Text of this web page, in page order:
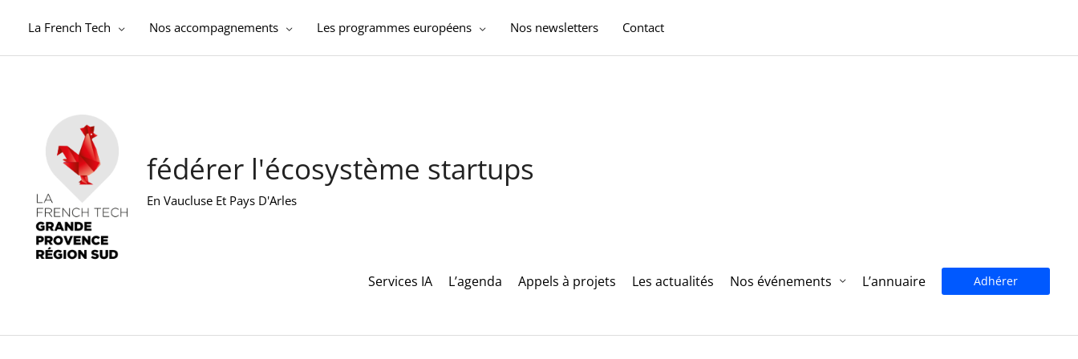
La French Tech Nos accompagnements Les programmes européens Nos newsletters Contact
fédérer l'écosystème startups
En Vaucluse Et Pays D'Arles
Services IA L’agenda Appels à projets Les actualités Nos événements L’annuaire Adhérer